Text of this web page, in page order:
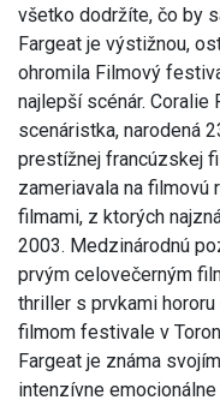
všetko dodržíte, čo by
Fargeat je výstižnou,
ohromila Filmový
najlepší scénár. Coralie
scenáristka, narodená
prestížnej francúzskej
zameriavala na filmovú
filmami, z ktorých
2003. Medzinárodnú
prvým celovečerným
thriller s prvkami
filmom festivale v
Fargeat je známa
intenzívne